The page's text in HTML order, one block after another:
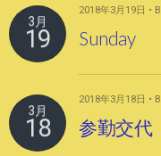
3月
19
2018年3月19日 •
Sunday
3月
18
2018年3月18日 •
参勤交代